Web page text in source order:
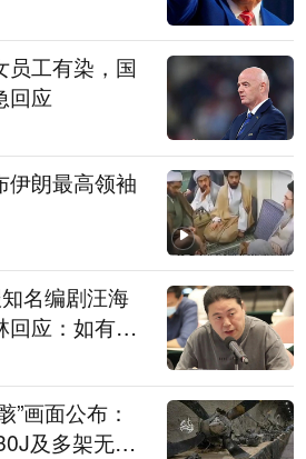
员工有染，国
回应
伊朗最高领袖
名编剧汪海
回应：如有违
进行评判和
”画面公布：
及多架无人